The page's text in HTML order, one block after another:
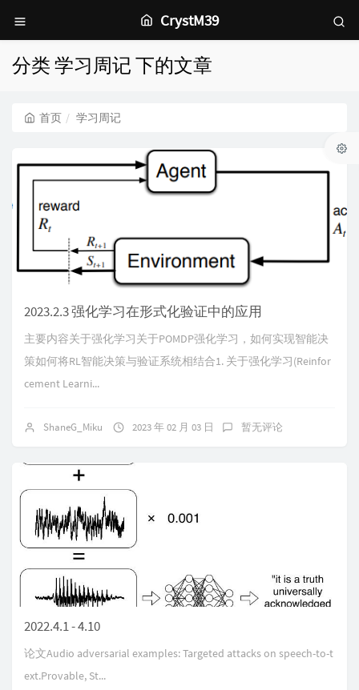
CrystM39
分类 学习周记 下的文章
首页 学习周记
2023.2.3 强化学习在形式化验证中的应用
主要内容关于强化学习关于POMDP强化学习，如何实现智能决
策如何将RL智能决策与验证系统相结合1. 关于强化学习(Reinfor
cement Learni...
ShaneG_Miku 2023 年 02 月 03 日 暂无评论
2022.4.1 - 4.10
论文Audio adversarial examples: Targeted attacks on speech-to-t
ext.Provable, St...